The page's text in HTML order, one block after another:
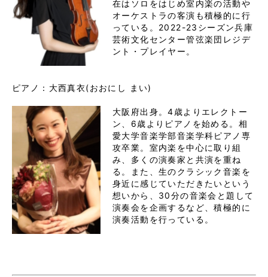
在はソロをはじめ室内楽の活動や
オーケストラの客演も積極的に行
っている。2022-23シーズン兵庫
芸術文化センター管弦楽団レジデ
ント・プレイヤー。
ピアノ：大西真衣(おおにし まい)
大阪府出身。4歳よりエレクトー
ン、6歳よりピアノを始める。相
愛大学音楽学部音楽学科ピアノ専
攻卒業。室内楽を中心に取り組
み、多くの演奏家と共演を重ね
る。また、生のクラシック音楽を
身近に感じていただきたいという
想いから、30分の音楽会と題して
演奏会を企画するなど、積極的に
演奏活動を行っている。